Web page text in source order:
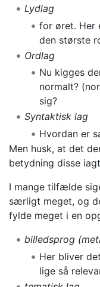
Lydlag
for øret. Her
den største
Ordlag
Nu kigges
normalt?
sig?
Syntaktisk lag
Hvordan er
Men husk, at det
betydning disse
I mange tilfælde
særligt meget, og
fylde meget i en
billedsprog
Her bliver
lige så